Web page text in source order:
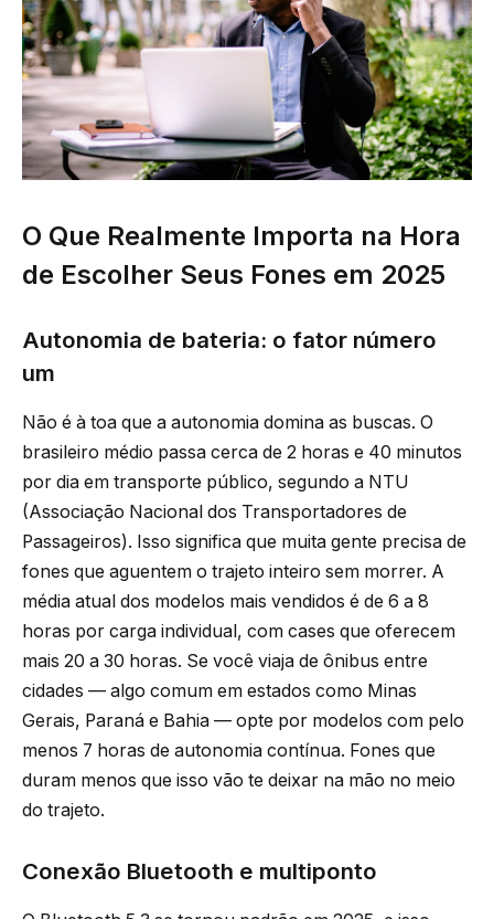
O Que Realmente Importa na Hora
de Escolher Seus Fones em 2025
Autonomia de bateria: o fator número
um
Não é à toa que a autonomia domina as buscas. O
brasileiro médio passa cerca de 2 horas e 40 minutos
por dia em transporte público, segundo a NTU
(Associação Nacional dos Transportadores de
Passageiros). Isso significa que muita gente precisa de
fones que aguentem o trajeto inteiro sem morrer. A
média atual dos modelos mais vendidos é de 6 a 8
horas por carga individual, com cases que oferecem
mais 20 a 30 horas. Se você viaja de ônibus entre
cidades — algo comum em estados como Minas
Gerais, Paraná e Bahia — opte por modelos com pelo
menos 7 horas de autonomia contínua. Fones que
duram menos que isso vão te deixar na mão no meio
do trajeto.
Conexão Bluetooth e multiponto